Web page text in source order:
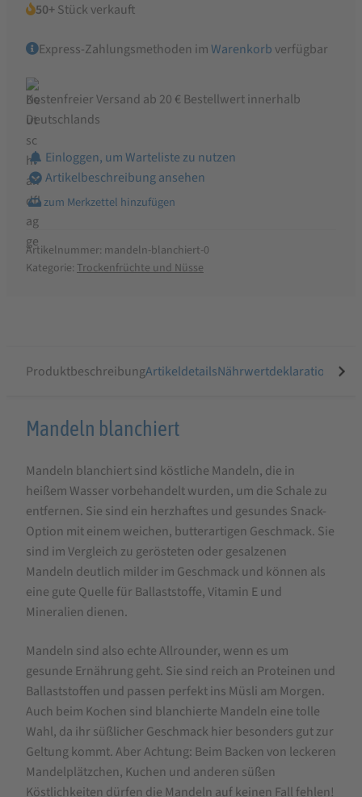
50+Stück verkauft
Express-Zahlungsmethoden imWarenkorb verfügbar
Kostenfreier Versand ab 20 € Bestellwert innerhalb
Deutschlands
Einloggen, um Warteliste zu nutzen
Artikelbeschreibung ansehen
Artikelnummer: mandeln-blanchiert-0
Kategorie: Trockenfrüchte und Nüsse
ProduktbeschreibungArtikeldetailsNährwertdeklaration
Produktbeschreibung
Mandeln
blanchiert
Mandeln blanchiert
Mandeln blanchiert sind köstliche Mandeln, die in
heißem Wasser vorbehandelt wurden, um die Schale zu
entfernen. Sie sind ein herzhaftes und gesundes Snack-
Option mit einem weichen, butterartigen Geschmack. Sie
sind im Vergleich zu gerösteten oder gesalzenen
Mandeln deutlich milder im Geschmack und können als
eine gute Quelle für Ballaststoffe, Vitamin E und
Mineralien dienen.
Mandeln sind also echte Allrounder, wenn es um
gesunde Ernährung geht. Sie sind reich an Proteinen und
Ballaststoffen und passen perfekt ins Müsli am Morgen.
Auch beim Kochen sind blanchierte Mandeln eine tolle
Wahl, da ihr süßlicher Geschmack hier besonders gut zur
Geltung kommt. Aber Achtung: Beim Backen von leckeren
Mandelplätzchen, Kuchen und anderen süßen
Köstlichkeiten dürfen die Mandeln auf keinen Fall fehlen!